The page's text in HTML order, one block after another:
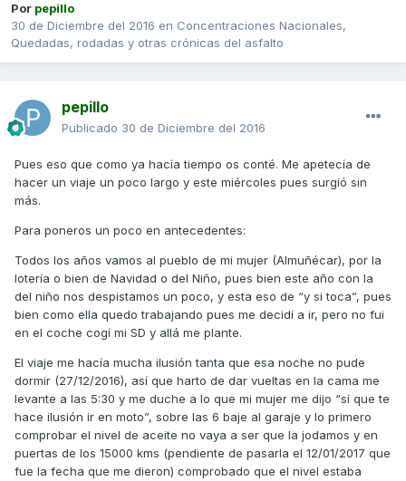
Por pepillo
30 de Diciembre del 2016 en Concentraciones Nacionales,
Quedadas, rodadas y otras crónicas del asfalto
pepillo
Publicado 30 de Diciembre del 2016
Pues eso que como ya hacía tiempo os conté. Me apetecía de
hacer un viaje un poco largo y este miércoles pues surgió sin
más.
Para poneros un poco en antecedentes:
Todos los años vamos al pueblo de mi mujer (Almuñécar), por la
lotería o bien de Navidad o del Niño, pues bien este año con la
del niño nos despistamos un poco, y esta eso de “y si toca”, pues
bien como ella quedo trabajando pues me decidí a ir, pero no fui
en el coche cogí mi SD y allá me plante.
El viaje me hacía mucha ilusión tanta que esa noche no pude
dormir (27/12/2016), así que harto de dar vueltas en la cama me
levante a las 5:30 y me duche a lo que mi mujer me dijo “sí que te
hace ilusión ir en moto”, sobre las 6 baje al garaje y lo primero
comprobar el nivel de aceite no vaya a ser que la jodamos y en
puertas de los 15000 kms (pendiente de pasarla el 12/01/2017 que
fue la fecha que me dieron) comprobado que el nivel estaba